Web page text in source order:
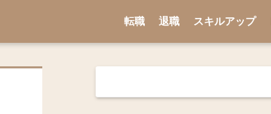
転職 退職 スキルアップ